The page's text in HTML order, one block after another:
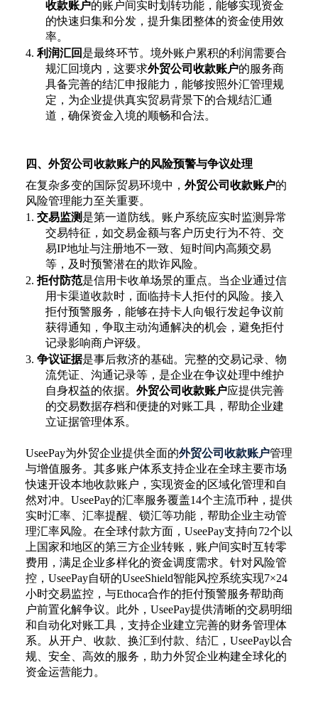
收款账户的账户间实时划转功能，能够实现资金
的快速归集和分发，提升集团整体的资金使用效
率。
4. 利润汇回 是最终环节。境外账户累积的利润需要合
规汇回境内，这要求外贸公司收款账户的服务商
具备完善的结汇申报能力，能够按照外汇管理规
定，为企业提供真实贸易背景下的合规结汇通
道，确保资金入境的顺畅和合法。
四、外贸公司收款账户的风险预警与争议处理
在复杂多变的国际贸易环境中， 外贸公司收款账户的
风险管理能力至关重要。
1. 交易监测 是第一道防线。账户系统应实时监测异常
交易特征，如交易金额与客户历史行为不符、交
易IP地址与注册地不一致、短时间内高频交易
等，及时预警潜在的欺诈风险。
2. 拒付防范是信用卡收单场景的重点。当企业通过信
用卡渠道收款时，面临持卡人拒付的风险。接入
拒付预警服务，能够在持卡人向银行发起争议前
获得通知，争取主动沟通解决的机会，避免拒付
记录影响商户评级。
3. 争议证据是事后救济的基础。完整的交易记录、物
流凭证、沟通记录等，是企业在争议处理中维护
自身权益的依据。外贸公司收款账户应提供完善
的交易数据存档和便捷的对账工具，帮助企业建
立证据管理体系。
UseePay为外贸企业提供全面的外贸公司收款账户管理
与增值服务。其多账户体系支持企业在全球主要市场
快速开设本地收款账户，实现资金的区域化管理和自
然对冲。UseePay的汇率服务覆盖14个主流币种，提供
实时汇率、汇率提醒、锁汇等功能，帮助企业主动管
理汇率风险。在全球付款方面，UseePay支持向72个以
上国家和地区的第三方企业转账，账户间实时互转零
费用，满足企业多样化的资金调度需求。针对风险管
控，UseePay自研的UseeShield智能风控系统实现7×24
小时交易监控，与Ethoca合作的拒付预警服务帮助商
户前置化解争议。此外，UseePay提供清晰的交易明细
和自动化对账工具，支持企业建立完善的财务管理体
系。从开户、收款、换汇到付款、结汇，UseePay以合
规、安全、高效的服务，助力外贸企业构建全球化的
资金运营能力。